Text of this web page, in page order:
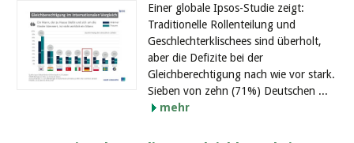
Einer globale Ipsos-Studie zeigt:
Traditionelle Rollenteilung und
Geschlechterklischees sind überholt,
aber die Defizite bei der
Gleichberechtigung nach wie vor stark.
Sieben von zehn (71%) Deutschen ...
mehr